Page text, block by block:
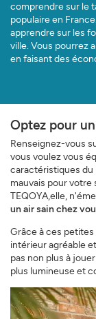
comprendre sur le
populaire en
apprendre sur les
ville. Vous pourrez
en faisant des
Optez pour
Renseignez-vous
vous voulez vous
caractéristiques du
mauvais pour votre
TEQOYA,elle,
un air sain chez
Grâce à ces
intérieur agréable
pas non plus à
plus lumineuse et